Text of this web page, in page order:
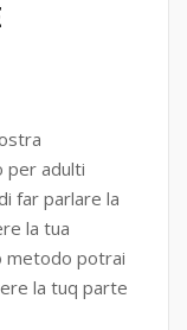
per adulti
far parlare la
la tua
metodo potrai
la tuq parte